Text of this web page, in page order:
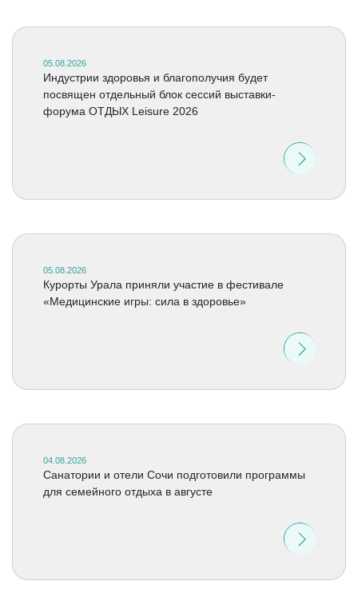
05.08.2026
Индустрии здоровья и благополучия будет
посвящен отдельный блок сессий выставки-
форума ОТДЫХ Leisure 2026
05.08.2026
Курорты Урала приняли участие в фестивале
«Медицинские игры: сила в здоровье»
04.08.2026
Санатории и отели Сочи подготовили программы
для семейного отдыха в августе